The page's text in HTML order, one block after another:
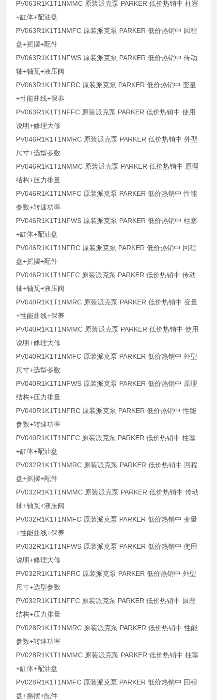
PV063R1K1T1NMMC 原装派克泵 PARKER 低价热销中 柱塞
+缸体+配油盘
PV063R1K1T1NMFC 原装派克泵 PARKER 低价热销中 回程
盘+摇摆+配件
PV063R1K1T1NFWS 原装派克泵 PARKER 低价热销中 传动
轴+轴瓦+液压阀
PV063R1K1T1NFRC 原装派克泵 PARKER 低价热销中 变量
+性能曲线+保养
PV063R1K1T1NFFC 原装派克泵 PARKER 低价热销中 使用
说明+修理大修
PV046R1K1T1NMRC 原装派克泵 PARKER 低价热销中 外型
尺寸+选型参数
PV046R1K1T1NMMC 原装派克泵 PARKER 低价热销中 原理
结构+压力排量
PV046R1K1T1NMFC 原装派克泵 PARKER 低价热销中 性能
参数+转速功率
PV046R1K1T1NFWS 原装派克泵 PARKER 低价热销中 柱塞
+缸体+配油盘
PV046R1K1T1NFRC 原装派克泵 PARKER 低价热销中 回程
盘+摇摆+配件
PV046R1K1T1NFFC 原装派克泵 PARKER 低价热销中 传动
轴+轴瓦+液压阀
PV040R1K1T1NMRC 原装派克泵 PARKER 低价热销中 变量
+性能曲线+保养
PV040R1K1T1NMMC 原装派克泵 PARKER 低价热销中 使用
说明+修理大修
PV040R1K1T1NMFC 原装派克泵 PARKER 低价热销中 外型
尺寸+选型参数
PV040R1K1T1NFWS 原装派克泵 PARKER 低价热销中 原理
结构+压力排量
PV040R1K1T1NFRC 原装派克泵 PARKER 低价热销中 性能
参数+转速功率
PV040R1K1T1NFFC 原装派克泵 PARKER 低价热销中 柱塞
+缸体+配油盘
PV032R1K1T1NMRC 原装派克泵 PARKER 低价热销中 回程
盘+摇摆+配件
PV032R1K1T1NMMC 原装派克泵 PARKER 低价热销中 传动
轴+轴瓦+液压阀
PV032R1K1T1NMFC 原装派克泵 PARKER 低价热销中 变量
+性能曲线+保养
PV032R1K1T1NFWS 原装派克泵 PARKER 低价热销中 使用
说明+修理大修
PV032R1K1T1NFRC 原装派克泵 PARKER 低价热销中 外型
尺寸+选型参数
PV032R1K1T1NFFC 原装派克泵 PARKER 低价热销中 原理
结构+压力排量
PV028R1K1T1NMRC 原装派克泵 PARKER 低价热销中 性能
参数+转速功率
PV028R1K1T1NMMC 原装派克泵 PARKER 低价热销中 柱塞
+缸体+配油盘
PV028R1K1T1NMFC 原装派克泵 PARKER 低价热销中 回程
盘+摇摆+配件